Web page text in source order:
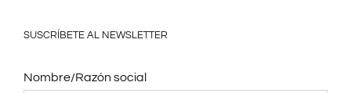
SUSCRÍBETE AL NEWSLETTER
Nombre/Razón social